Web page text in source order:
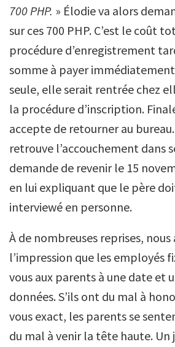
700 PHP. » Élodie va alors
sur ces 700 PHP. C’est le coût
procédure d’enregistrement
somme à payer
seule, elle serait rentrée chez
la procédure d’inscription.
accepte de retourner au
retrouve l’accouchement dans
demande de revenir le 15
en lui expliquant que le père
interviewé en personne.
À de nombreuses reprises, nous
l’impression que les employés
vous aux parents à une date et
données. S’ils ont du mal à
vous exact, les parents se
du mal à venir la tête haute. Un